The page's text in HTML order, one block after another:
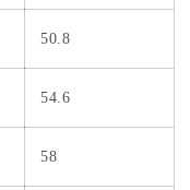
50.8
54.6
58